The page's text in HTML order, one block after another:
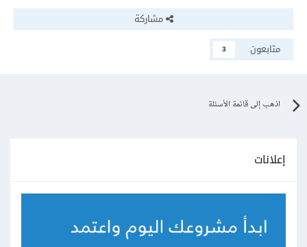
مشاركة
متابعون
3
اذهب إلى قائمة الأسئلة
إعلانات